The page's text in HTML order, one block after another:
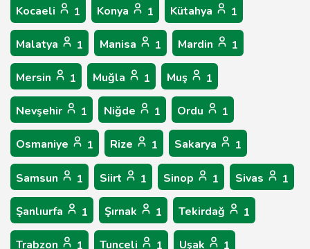
Kocaeli 1 Konya 1 Kütahya 1
Malatya 1 Manisa 1 Mardin 1
Mersin 1 Muğla 1 Muş 1
Nevşehir 1 Niğde 1 Ordu 1
Osmaniye 1 Rize 1 Sakarya 1
Samsun 1 Siirt 1 Sinop 1 Sivas 1
Şanlıurfa 1 Şırnak 1 Tekirdağ 1
Trabzon 1 Tunceli 1 Uşak 1